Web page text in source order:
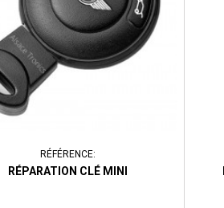
RÉFÉRENCE:
RÉPARATION CLÉ MINI